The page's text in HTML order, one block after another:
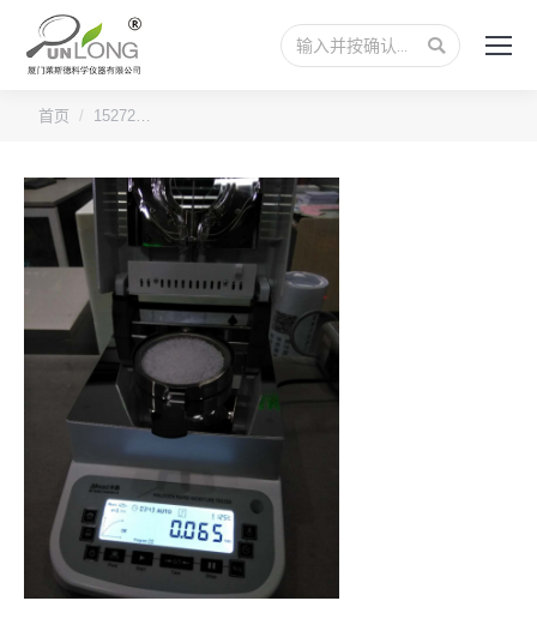
搜
索：
您的位置：
首页 15272…